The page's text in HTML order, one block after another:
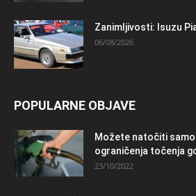
Zanimljivosti: Isuzu
06/08/2026
POPULARNE OBJAVE
Možete natočiti
ograničenja točenja
23/10/2022